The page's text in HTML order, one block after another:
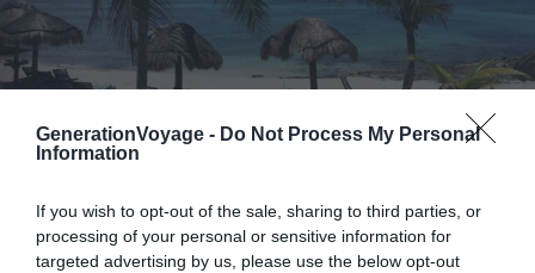
GenerationVoyage - Do Not Process My Personal
Information
If you wish to opt-out of the sale, sharing to third parties, or
processing of your personal or sensitive information for
targeted advertising by us, please use the below opt-out
Située entre Playa del Carmen et Puerto Aventuras